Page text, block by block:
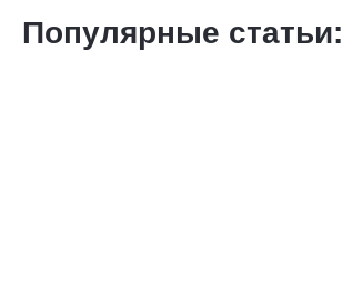
Популярные статьи: